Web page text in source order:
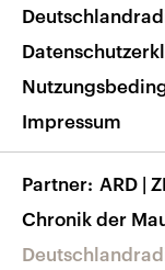
Musikliste
RSS
Impressum
Partner ARD |
Chronik der